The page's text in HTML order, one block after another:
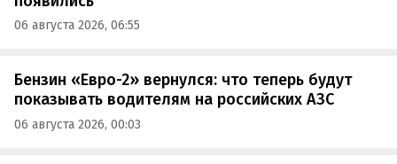
06 августа 2026, 06:55
Бензин «Евро-2» вернулся: что теперь будут
показывать водителям на российских АЗС
06 августа 2026, 00:03